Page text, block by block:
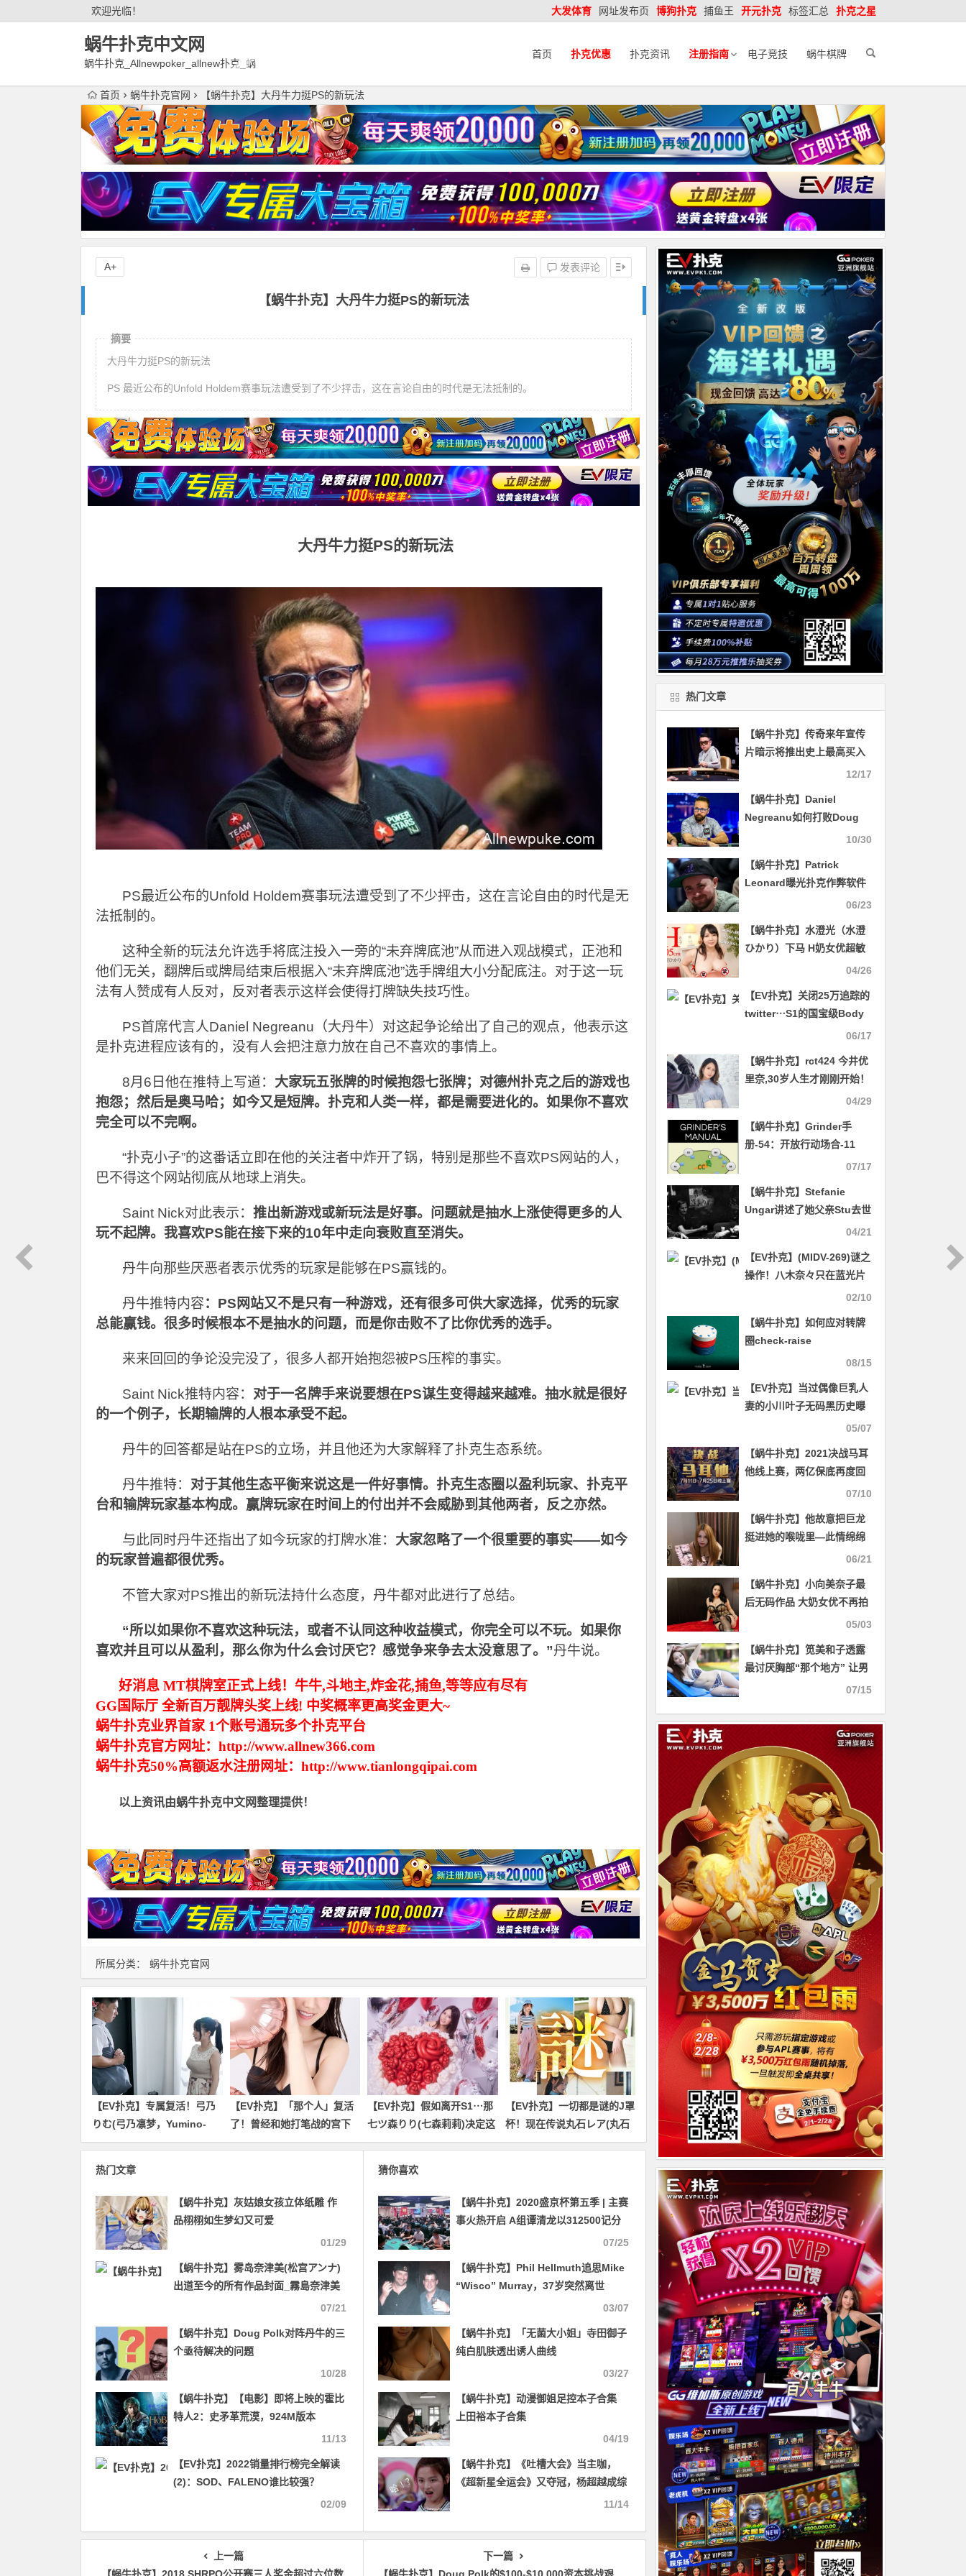
欢迎光临！ 大发体育 网址发布页 博狗扑克 捕鱼王 开元扑克 标签汇总 扑克之星
蜗牛扑克中文网
蜗牛扑克_Allnewpoker_allnew扑克_蜗
首页 扑克优惠 扑克资讯 注册指南 电子竞技 蜗牛棋牌
首页 蜗牛扑克官网 【蜗牛扑克】大丹牛力挺PS的新玩法
【蜗牛扑克】大丹牛力挺PS的新玩法
发表评论
A+
所属分类： 蜗牛扑克官网
摘要
大丹牛力挺PS的新玩法
PS 最近公布的Unfold Holdem赛事玩法遭受到了不少抨击，这在言论自由的时代是无法抵制的。
大丹牛力挺PS的新玩法
PS最近公布的Unfold Holdem赛事玩法遭受到了不少抨击，这在言论自由的时代是无
法抵制的。
这种全新的玩法允许选手将底注投入一旁的“未弃牌底池”从而进入观战模式，正池和
他们无关，翻牌后或牌局结束后根据入“未弃牌底池”选手牌组大小分配底注。对于这一玩
法有人赞成有人反对，反对者表示这样会使得打牌缺失技巧性。
PS首席代言人Daniel Negreanu（大丹牛）对这起争论给出了自己的观点，他表示这
是扑克进程应该有的，没有人会把注意力放在自己不喜欢的事情上。
8月6日他在推特上写道： 大家玩五张牌的时候抱怨七张牌；对德州扑克之后的游戏也
抱怨；然后是奥马哈；如今又是短牌。扑克和人类一样，都是需要进化的。如果你不喜欢
完全可以不完啊。
“扑克小子”的这番话立即在他的关注者中炸开了锅，特别是那些不喜欢PS网站的人，
巴不得这个网站彻底从地球上消失。
Saint Nick对此表示： 推出新游戏或新玩法是好事。问题就是抽水上涨使得更多的人
玩不起牌。我喜欢PS能在接下来的10年中走向衰败直至消失。
丹牛向那些厌恶者表示优秀的玩家是能够在PS赢钱的。
丹牛推特内容：PS网站又不是只有一种游戏，还有很多可供大家选择，优秀的玩家
总能赢钱。很多时候根本不是抽水的问题，而是你击败不了比你优秀的选手。
来来回回的争论没完没了，很多人都开始抱怨被PS压榨的事实。
Saint Nick推特内容： 对于一名牌手来说要想在PS谋生变得越来越难。抽水就是很好
的一个例子，长期输牌的人根本承受不起。
丹牛的回答都是站在PS的立场，并且他还为大家解释了扑克生态系统。
丹牛推特： 对于其他生态平衡来说这是一件好事情。扑克生态圈以盈利玩家、扑克平
台和输牌玩家基本构成。赢牌玩家在时间上的付出并不会威胁到其他两者，反之亦然。
与此同时丹牛还指出了如今玩家的打牌水准： 大家忽略了一个很重要的事实——如今
的玩家普遍都很优秀。
不管大家对PS推出的新玩法持什么态度，丹牛都对此进行了总结。
“所以如果你不喜欢这种玩法，或者不认同这种收益模式，你完全可以不玩。如果你
喜欢并且可以从盈利，那么你为什么会讨厌它？感觉争来争去太没意思了。”丹牛说。
好消息 MT棋牌室正式上线！牛牛,斗地主,炸金花,捕鱼,等等应有尽有
GG国际厅 全新百万靓牌头奖上线! 中奖概率更高奖金更大~
蜗牛扑克业界首家 1个账号通玩多个扑克平台
蜗牛扑克官方网址：http://www.allnew366.com
蜗牛扑克50%高额返水注册网址：http://www.tianlongqipai.com
以上资讯由蜗牛扑克中文网整理提供！
【EV扑克】专属复活！弓乃
りむ(弓乃凛梦，Yumino-
Rimu)只要不发生那件事我就
【EV扑克】「那个人」复活
了！曾经和她打笔战的宫下
玲奈回应是？
【EV扑克】假如离开S1⋯那
七ツ森りり(七森莉莉)决定这
么做！
【EV扑克】一切都是谜的J罩
杯！现在传说丸石レア(丸石
稀有)是⋯
热门文章
【蜗牛扑克】灰姑娘女孩立体纸雕 作
品栩栩如生梦幻又可爱
01/29
【蜗牛扑克】雾岛奈津美(松宫アンナ)
出道至今的所有作品封面_霧島奈津美
07/21
【蜗牛扑克】Doug Polk对阵丹牛的三
个亟待解决的问题
10/28
【蜗牛扑克】【电影】即将上映的霍比
特人2：史矛革荒漠，924M版本
11/13
【EV扑克】2022销量排行榜完全解读
(2)：SOD、FALENO谁比较强？
02/09
猜你喜欢
【蜗牛扑克】2020盛京杯第五季 | 主赛
事火热开启 A组谭清龙以312500记分
07/25
【蜗牛扑克】Phil Hellmuth追思Mike
“Wisco” Murray，37岁突然离世
03/07
【蜗牛扑克】「无菌大小姐」寺田御子
纯白肌肤透出诱人曲线
03/27
【蜗牛扑克】动漫御姐足控本子合集
上田裕本子合集
04/19
【蜗牛扑克】《吐槽大会》当主咖，
《超新星全运会》又夺冠，杨超越成综
11/14
上一篇
下一篇
热门文章
【蜗牛扑克】传奇来年宣传
片暗示将推出史上最高买入
12/17
【蜗牛扑克】Daniel
Negreanu如何打败Doug
10/30
【蜗牛扑克】Patrick
Leonard曝光扑克作弊软件
06/23
【蜗牛扑克】水澄光（水澄
ひかり）下马 H奶女优超敏
04/26
【EV扑克】关闭25万追踪的
twitter⋯S1的国宝级Body
06/17
【蜗牛扑克】rct424 今井优
里奈,30岁人生才刚刚开始！
04/29
【蜗牛扑克】Grinder手
册-54：开放行动场合-11
07/17
【蜗牛扑克】Stefanie
Ungar讲述了她父亲Stu去世
04/21
【EV扑克】(MIDV-269)谜之
操作！八木奈々只在蓝光片
02/10
【蜗牛扑克】​如何应对转牌
圈check-raise
08/15
【EV扑克】当过偶像巨乳人
妻的小川叶子无码黑历史曝
05/07
【蜗牛扑克】2021决战马耳
他线上赛，两亿保底再度回
07/10
【蜗牛扑克】他故意把巨龙
挺进她的喉咙里—此情绵绵
06/21
【蜗牛扑克】小向美奈子最
后无码作品 大奶女优不再拍
05/03
【蜗牛扑克】笕美和子透露
最讨厌胸部“那个地方” 让男
07/15